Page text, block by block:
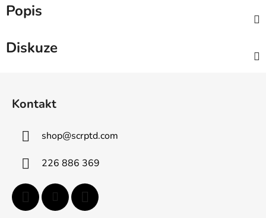
Popis
Diskuze
Kontakt
shop@scrptd.com
226 886 369